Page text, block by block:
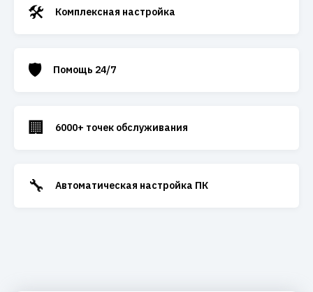
🛠️ Комплексная настройка
🛡️ Помощь 24/7
🏢 6000+ точек обслуживания
🔧 Автоматическая настройка ПК